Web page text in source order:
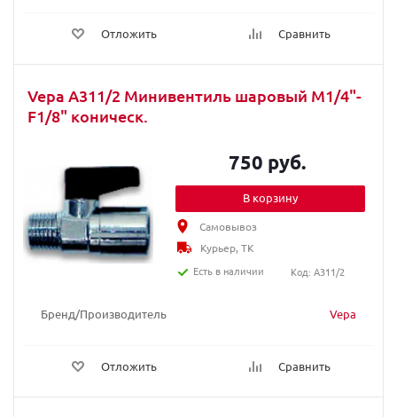
Отложить Сравнить
Vepa A311/2 Минивентиль шаровый M1/4"-
F1/8" коническ.
Бренд/Производитель Vepa
Отложить Сравнить
750 руб.
В корзину
Самовывоз
Курьер, ТК
Есть в наличии
Код: A311/2